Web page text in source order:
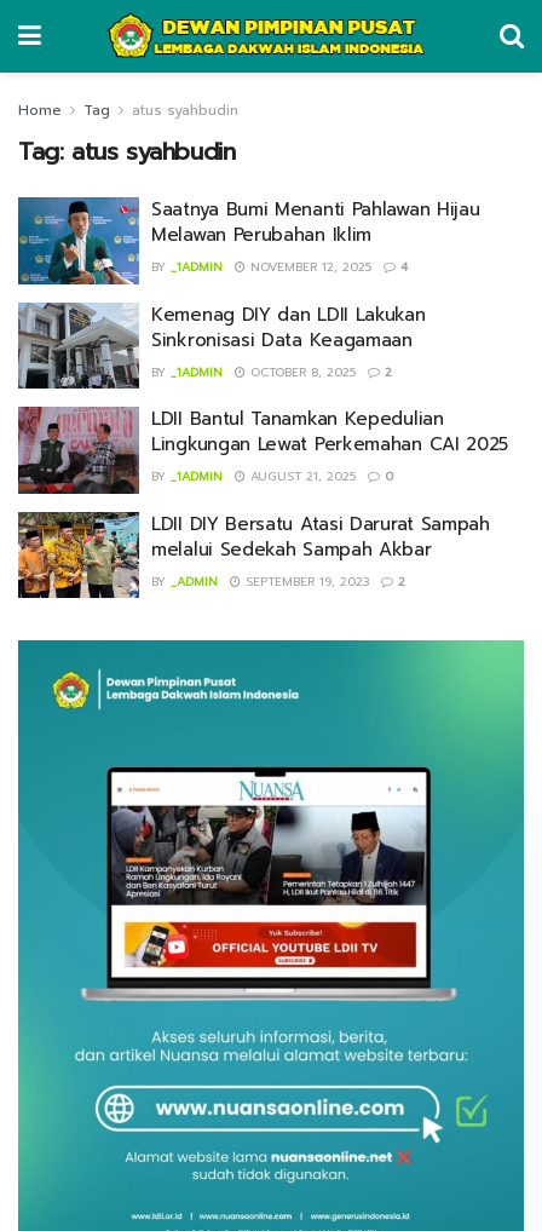
Home Tag atus syahbudin
Tag: atus syahbudin
Saatnya Bumi Menanti Pahlawan Hijau
Melawan Perubahan Iklim
BY _1ADMIN NOVEMBER 12, 2025 4
Kemenag DIY dan LDII Lakukan
Sinkronisasi Data Keagamaan
BY _1ADMIN OCTOBER 8, 2025 2
LDII Bantul Tanamkan Kepedulian
Lingkungan Lewat Perkemahan CAI 2025
BY _1ADMIN AUGUST 21, 2025 0
LDII DIY Bersatu Atasi Darurat Sampah
melalui Sedekah Sampah Akbar
BY _ADMIN SEPTEMBER 19, 2023 2